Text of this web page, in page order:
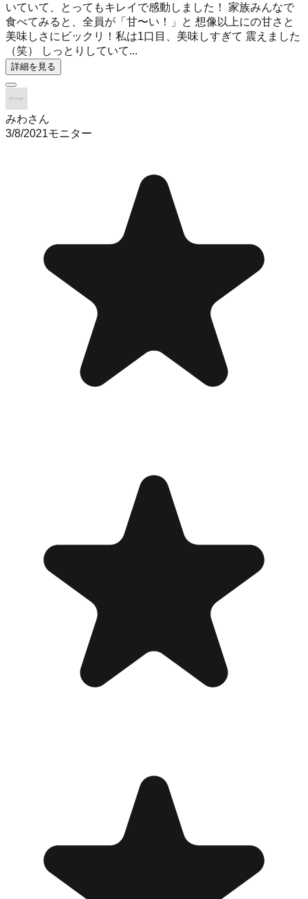
いていて、とってもキレイで感動しました！ 家族みんなで
食べてみると、全員が「甘〜い！」と 想像以上にの甘さと
美味しさにビックリ！私は1口目、美味しすぎて 震えました
（笑） しっとりしていて...
詳細を見る
みわさん
3/8/2021モニター